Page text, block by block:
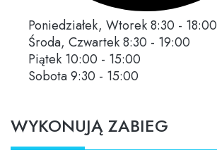
WYKONUJĄ ZABIEG
Poniedziałek, Wtorek8:30 - 18:00
Środa, Czwartek8:30 - 19:00
Piątek 10:00 - 15:00
Sobota9:30 - 15:00